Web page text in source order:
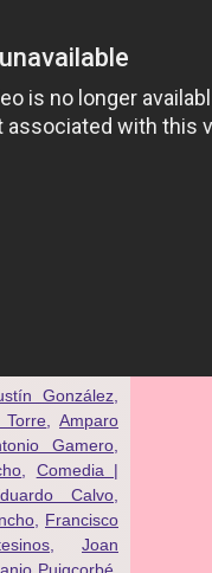
González
,Amparo
Gamero
Comedia |
Calvo
Francisco
Joan